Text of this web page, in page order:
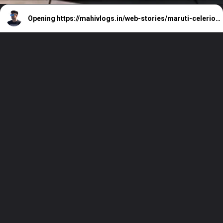
Opening https://mahivlogs.in/web-stories/maruti-celerio-cng/